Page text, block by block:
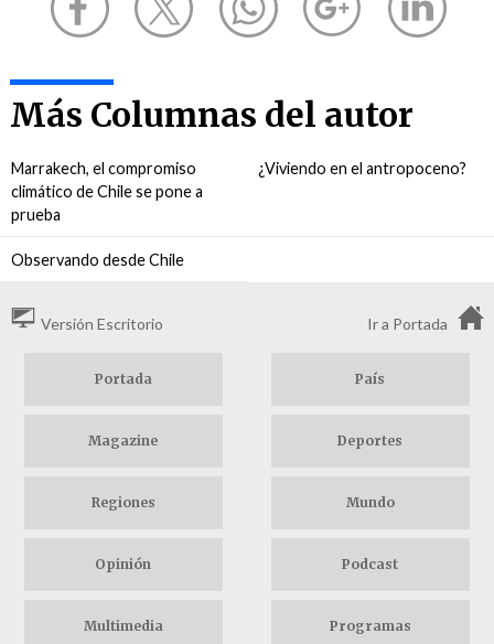
Más Columnas del autor
Marrakech, el compromiso
climático de Chile se pone a
prueba
¿Viviendo en el antropoceno?
Observando desde Chile
Versión Escritorio Ir a Portada
Portada País
Magazine Deportes
Regiones Mundo
Opinión Podcast
Multimedia Programas